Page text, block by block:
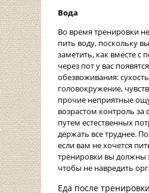
Вода
Во время тренировки
пить воду, поскольку
заметить, как вместе с
через пот у вас
обезвоживания:
головокружение,
прочие неприятные
возрастом контроль за
путем естественных
держать все труднее.
если вам не хочется
тренировки вы должны
чтобы не навредить
Еда после тренировки